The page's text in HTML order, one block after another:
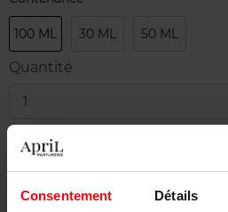
Consentement Détails
100 ML 30 ML 50 ML
Quantité
1
Livraison
En stock